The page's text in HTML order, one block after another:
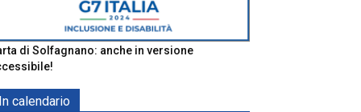
di Solfagnano: anche in versione
In calendario